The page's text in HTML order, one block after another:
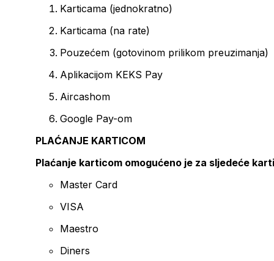
Karticama (jednokratno)
Karticama (na rate)
Pouzećem (gotovinom prilikom preuzimanja)
Aplikacijom KEKS Pay
Aircashom
Google Pay-om
PLAĆANJE KARTICOM
Plaćanje karticom omogućeno je za sljedeće
Master Card
VISA
Maestro
Diners